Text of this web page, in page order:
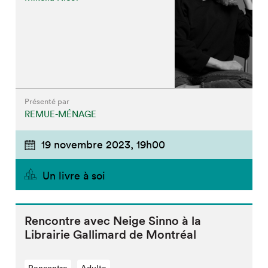
Que cherchez-vous?
Présenté par
REMUE-MÉNAGE
19 novembre 2023, 19h00
Un livre à soi
Rencontre avec Neige Sinno à la
Librairie Gallimard de Montréal